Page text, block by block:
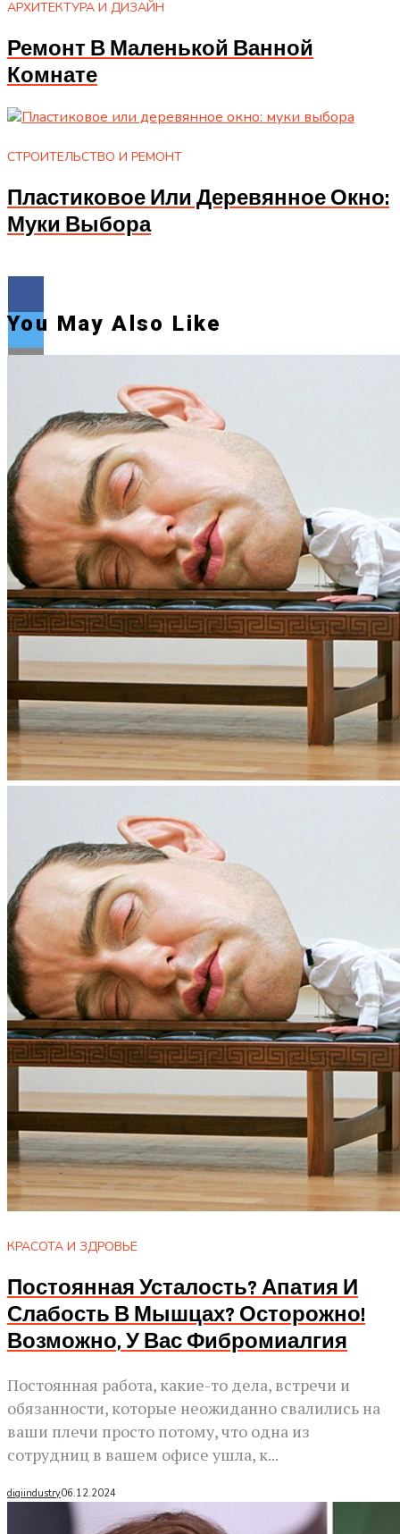
АРХИТЕКТУРА И ДИЗАЙН
Ремонт В Маленькой Ванной
Комнате
СТРОИТЕЛЬСТВО И РЕМОНТ
Пластиковое Или Деревянное Окно:
Муки Выбора
Flipboard
Reddit
Pinterest
Whatsapp
Whatsapp
Email
You May Also Like
КРАСОТА И ЗДРОВЬЕ
Постоянная Усталость? Апатия И
Слабость В Мышцах? Осторожно!
Возможно, У Вас Фибромиалгия
Постоянная работа, какие-то дела, встречи и
обязанности, которые неожиданно свалились на
ваши плечи просто потому, что одна из
сотрудниц в вашем офисе ушла, к...
digiindustry06.12.2024